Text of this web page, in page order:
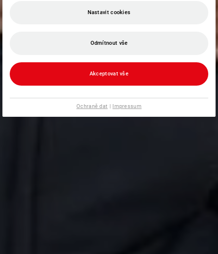
Nastavit cookies
Odmítnout vše
Akceptovat vše
Ochraně dat | Impressum